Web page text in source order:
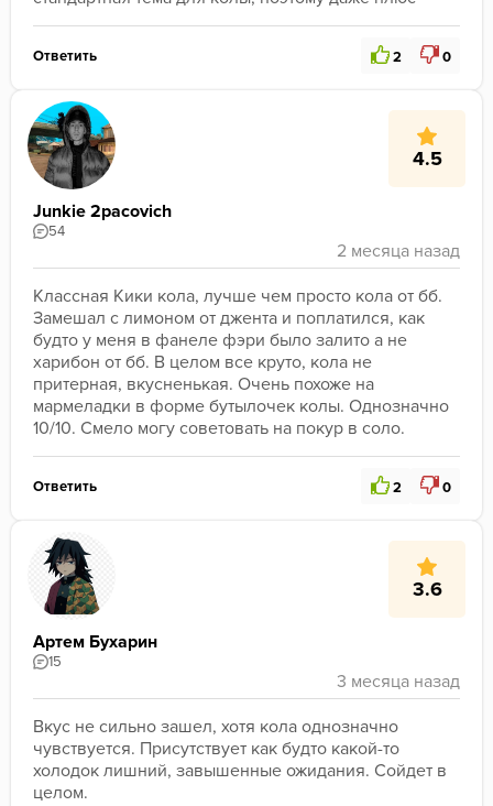
Ответить 2 0
4.5
Junkie 2pacovich
54
Классная Кики кола, лучше чем просто кола от бб.
Замешал с лимоном от джента и поплатился, как
будто у меня в фанеле фэри было залито а не
харибон от бб. В целом все круто, кола не
притерная, вкусненькая. Очень похоже на
мармеладки в форме бутылочек колы. Однозначно
10/10. Смело могу советовать на покур в соло.
Ответить 2 0
3.6
Артем Бухарин
15
Вкус не сильно зашел, хотя кола однозначно
чувствуется. Присутствует как будто какой-то
холодок лишний, завышенные ожидания. Сойдет в
целом.